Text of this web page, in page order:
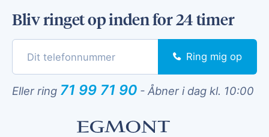
Bliv ringet op inden for 24 timer
Ring mig op
Eller ring 71 99 71 90 - Åbner i dag kl. 10:00